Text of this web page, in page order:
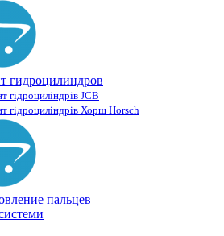
гидроцилиндров
гідроциліндрів JCB
гідроциліндрів Хорш Horsch
пальцев